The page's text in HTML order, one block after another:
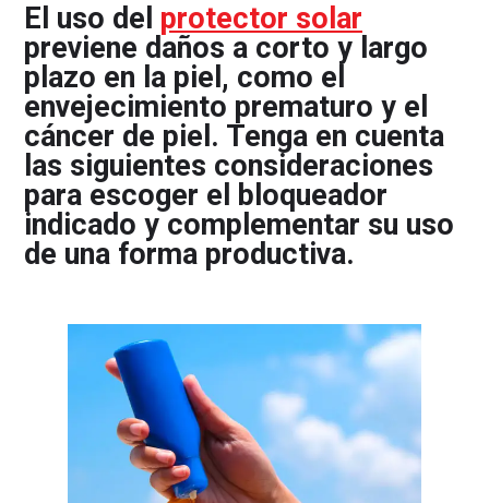
El uso del protector solar
previene daños a corto y largo
plazo en la piel, como el
envejecimiento prematuro y el
cáncer de piel. Tenga en cuenta
las siguientes consideraciones
para escoger el bloqueador
indicado y complementar su uso
de una forma productiva.